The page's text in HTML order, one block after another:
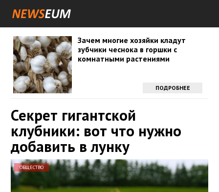
Зачем многие хозяйки кладут
зубчики чеснока в горшки с
комнатными растениями
ПОДРОБНЕЕ
Секрет гигантской
клубники: вот что нужно
добавить в лунку
ОБЩЕСТВО